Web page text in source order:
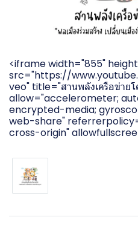
<iframe width="855"
src="https://
veo" title="สานพลังเครือข่า
allow="accelerometer;
encrypted-media;
web-share"
cross-origin"